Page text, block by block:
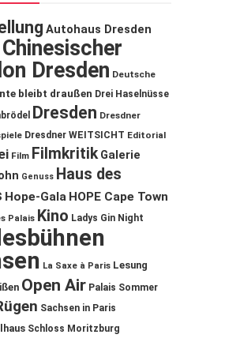
Autohaus Dresden
Chinesischer
Dresden Deutsche
bleibt draußen Drei Haselnüsse
Dresden Dresdner
Dresdner WEITSICHT Editorial
Film Filmkritik Galerie
Genuss Haus des
Hope-Gala HOPE Cape Town
Palais Kino Ladys Gin Night
La Saxe à Paris Lesung
Open Air Palais Sommer
Sachsen in Paris
Schloss Moritzburg